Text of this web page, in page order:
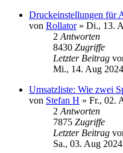
Druckeinstellungen für
von Rollator» Di., 13.
2 Antworten
8430 Zugriffe
Letzter Beitrag
Mi., 14. Aug
Umsatzliste: Wie zwei
von Stefan H » Fr., 02.
2 Antworten
7875 Zugriffe
Letzter Beitrag
Sa., 03. Aug